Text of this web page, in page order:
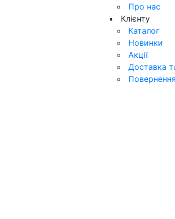
Про нас
Клієнту
Каталог
Новинки
Акції
Доставка